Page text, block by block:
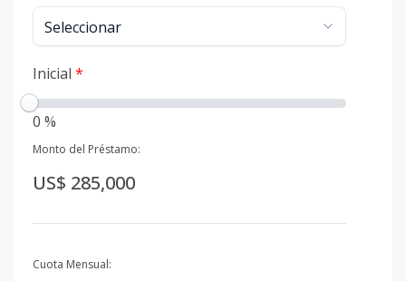
Inicial *
0 %
Monto del Préstamo:
US$ 285,000
Cuota Mensual: